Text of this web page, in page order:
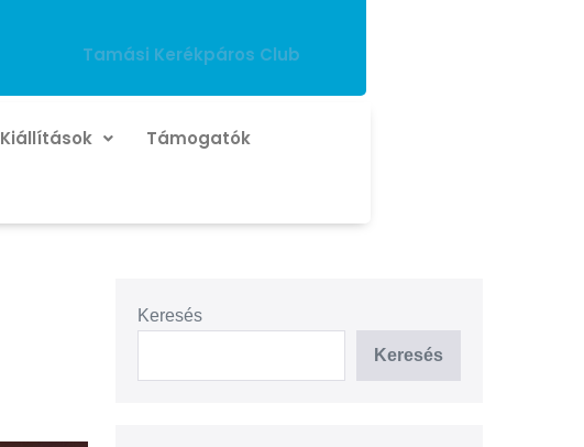
Tamási Kerékpáros Club
Kiállítások Támogatók
Keresés
Keresés